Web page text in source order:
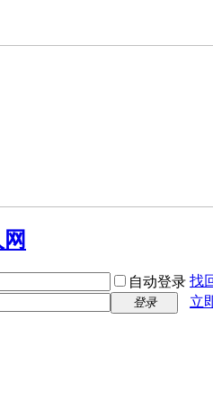
自动登录 找
登录
立